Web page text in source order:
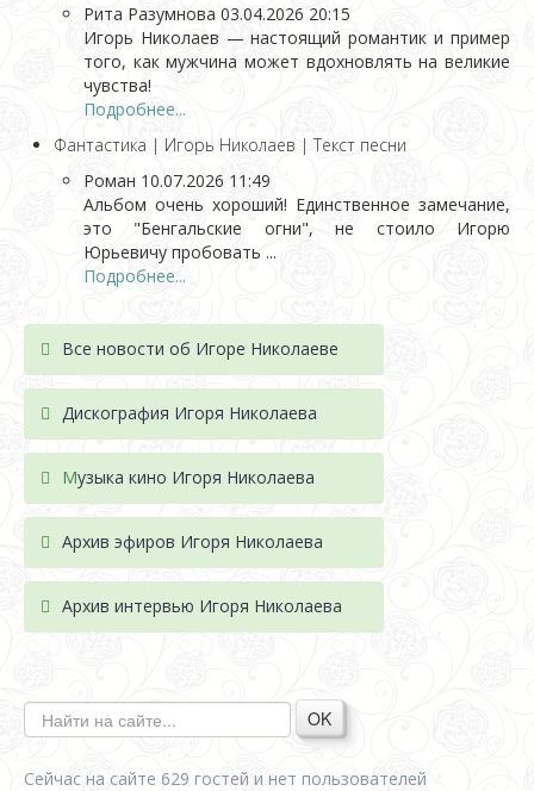
Рита Разумнова 03.04.2026 20:15
Игорь Николаев — настоящий романтик и пример
того, как мужчина может вдохновлять на великие
чувства!
Подробнее...
Фантастика | Игорь Николаев | Текст песни
Роман 10.07.2026 11:49
Альбом очень хороший! Единственное замечание,
это "Бенгальские огни", не стоило Игорю
Юрьевичу пробовать ...
Подробнее...
Все новости об Игоре Николаеве
Дискография Игоря Николаева
Музыка кино Игоря Николаева
Архив эфиров Игоря Николаева
Архив интервью Игоря Николаева
OK
Сейчас на сайте 629 гостей и нет пользователей